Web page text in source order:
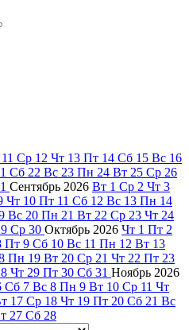
11 Ср 12 Чт 13 Пт 14 Сб 15 Вс 16
Сб 22 Вс 23 Пн 24 Вт 25 Ср 26
Сентябрь 2026 Вт 1 Ср 2 Чт 3
Чт 10 Пт 11 Сб 12 Вс 13 Пн 14
Вс 20 Пн 21 Вт 22 Ср 23 Чт 24
Ср 30 Октябрь 2026 Чт 1 Пт 2
Пт 9 Сб 10 Вс 11 Пн 12 Вт 13
Пн 19 Вт 20 Ср 21 Чт 22 Пт 23
Чт 29 Пт 30 Сб 31 Ноябрь 2026
Сб 7 Вс 8 Пн 9 Вт 10 Ср 11 Чт
17 Ср 18 Чт 19 Пт 20 Сб 21 Вс
27 Сб 28